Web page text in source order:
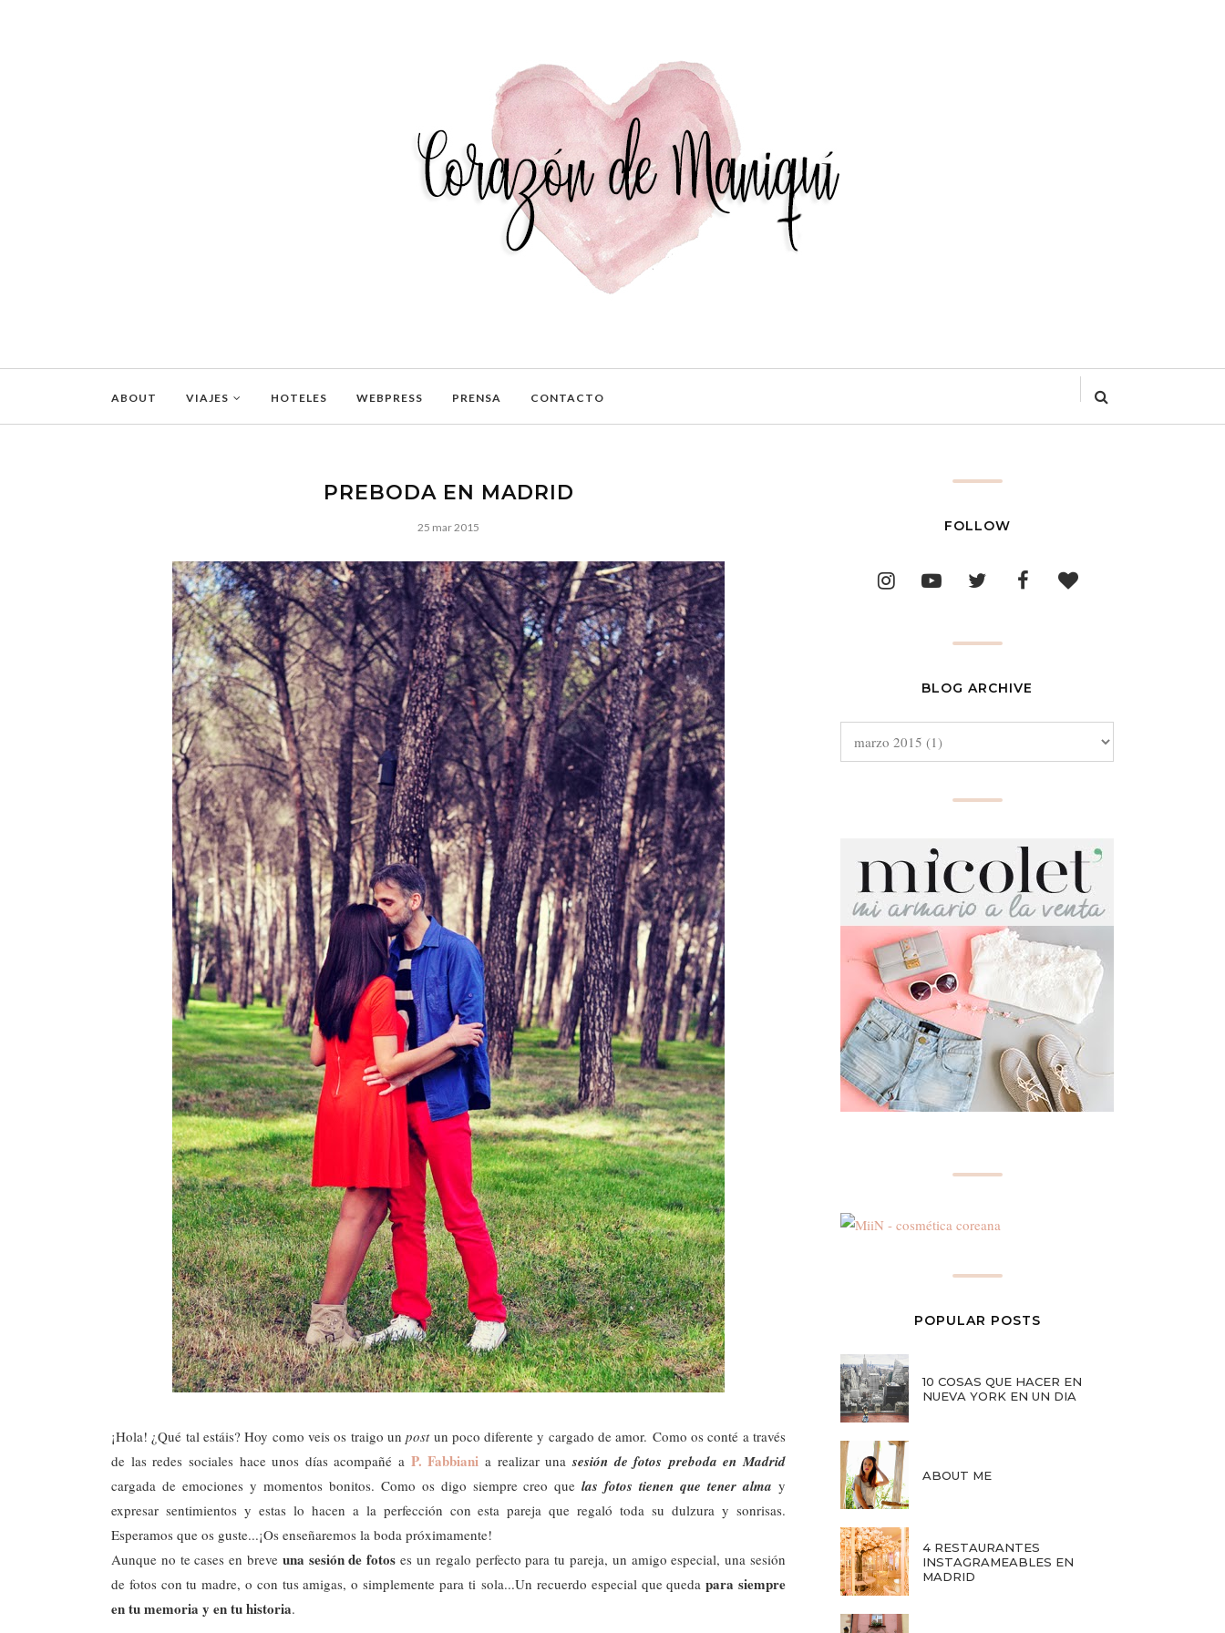
ABOUT VIAJES HOTELES WEBPRESS PRENSA CONTACTO
PREBODA EN MADRID
25 mar 2015
¡Hola! ¿Qué tal estáis? Hoy como veis os traigo unpostun poco diferente y cargado de amor. Como os conté a través
de las redes sociales hace unos días acompañé a P. Fabbiani a realizar unasesión de fotos preboda en Madrid
cargada de emociones y momentos bonitos. Como os digo siempre creo quelas fotos tienen que tener alma y
expresar sentimientos y estas lo hacen a la perfección con esta pareja que regaló toda su dulzura y sonrisas.
Esperamos que os guste...¡Os enseñaremos la boda próximamente!
Aunque no te cases en breve una sesión de fotos es un regalo perfecto para tu pareja, un amigo especial, una sesión
de fotos con tu madre, o con tus amigas, o simplemente para ti sola...Un recuerdo especial que quedapara siempre
en tu memoria y en tu historia.
FOLLOW
BLOG ARCHIVE
POPULAR POSTS
10 COSAS QUE HACER EN
NUEVA YORK EN UN DIA
ABOUT ME
4 RESTAURANTES
INSTAGRAMEABLES EN
MADRID